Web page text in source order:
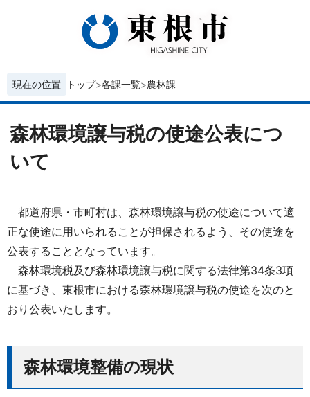
現在の位置 トップ 各課一覧 農林課
森林環境譲与税の使途公表につ
いて
都道府県・市町村は、森林環境譲与税の使途について適
正な使途に用いられることが担保されるよう、その使途を
公表することとなっています。
森林環境税及び森林環境譲与税に関する法律第34条3項
に基づき、東根市における森林環境譲与税の使途を次のと
おり公表いたします。
森林環境整備の現状